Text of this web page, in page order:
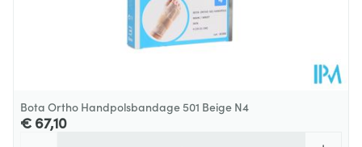
Bota Ortho Handpolsbandage 501 Beige N4
€ 67,10